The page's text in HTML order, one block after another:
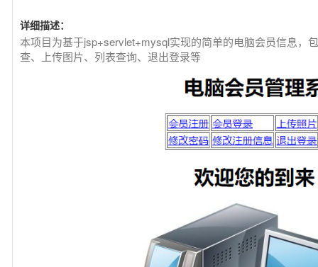
详细描述：
本项目为基于jsp+servlet+mysql实现的简单的电脑会员信息，
查、上传图片、列表查询、退出登录等